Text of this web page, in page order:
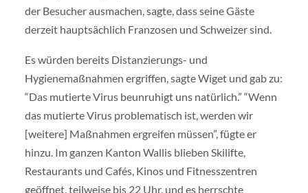
der Besucher ausmachen, sagte, dass seine Gäste
derzeit hauptsächlich Franzosen und Schweizer sind.
Es würden bereits Distanzierungs- und
Hygienemaßnahmen ergriffen, sagte Wiget und gab zu:
“Das mutierte Virus beunruhigt uns natürlich.” “Wenn
das mutierte Virus problematisch ist, werden wir
[weitere] Maßnahmen ergreifen müssen”, fügte er
hinzu. Im ganzen Kanton Wallis blieben Skilifte,
Restaurants und Cafés, Kinos und Fitnesszentren
geöffnet, teilweise bis 22 Uhr, und es herrschte